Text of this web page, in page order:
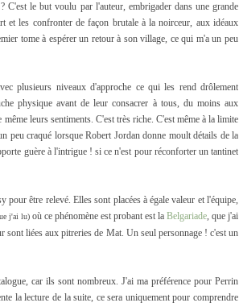
C'est le but voulu par l'auteur, embrigader dans une grande
et les confronter de façon brutale à la noirceur, aux idéaux
tome à espérer un retour à son village, ce qui m'a un peu
plusieurs niveaux d'approche ce qui les rend drôlement
physique avant de leur consacrer à tous, du moins aux
leurs sentiments. C'est très riche. C'est même à la limite
peu craqué lorsque Robert Jordan donne moult détails de la
guère à l'intrigue ! si ce n'est pour réconforter un tantinet
être relevé. Elles sont placées à égale valeur et l'équipe,
j'ai lu) où ce phénomène est probant est la Belgariade, que j'ai
sont liées aux pitreries de Mat. Un seul personnage ! c'est un
car ils sont nombreux. J'ai ma préférence pour Perrin
la lecture de la suite, ce sera uniquement pour comprendre